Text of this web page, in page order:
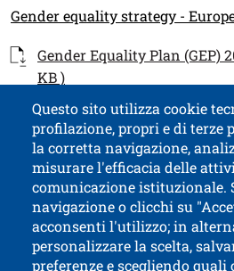
Gender equality strategy -
Documenti
Documento
Gender Equality Plan (GEP)
KB )Apri il link in una nuova
Contatti
Titolo contatti
Questo sito utilizza cookie
profilazione, propri e di terze
la corretta navigazione,
misurare l'efficacia delle
comunicazione istituzionale.
navigazione o clicchi su
acconsenti l'utilizzo; in
personalizzare la scelta,
preferenze e scegliendo quali
Università di
via Calepina, 14 - I-
P.IVA-C.F.